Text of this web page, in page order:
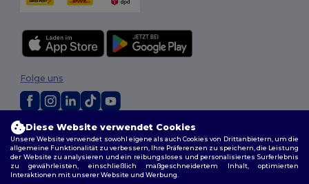
2026. Alle Rechte vorbehalten
Allgemeine Geschäftsbedingungen |Personalisierungsrichtlinien|
Datenschutzbestimmungen| Cookie-Richtlinie|Site Map
Folge uns
Diese Website verwendet Cookies
Unsere Website verwendet sowohl eigene als auch Cookies von Drittanbietern, um die
allgemeine Funktionalität zu verbessern, Ihre Präferenzen zu speichern, die Leistung
der Website zu analysieren und ein reibungsloses und personalisiertes Surferlebnis
zu gewährleisten, einschließlich maßgeschneidertem Inhalt, optimierten
Interaktionen mit unserer Website und Werbung.